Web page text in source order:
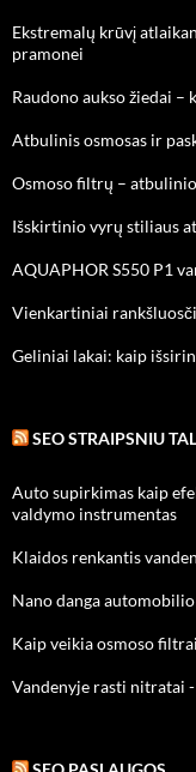
Ekstremalų krūvį
pramonei
Raudono aukso žiedai
Atbulinis osmosas ir
Osmoso filtrų –
Išskirtinio vyrų stiliaus
AQUAPHOR S550 P1
Vienkartiniai
Geliniai lakai: kaip
SEO STRAIPSNIU
Auto supirkimas kaip
valdymo instrumentas
Klaidos renkantis
Nano danga
Kaip veikia osmoso filtrai
Vandenyje rasti nitratai